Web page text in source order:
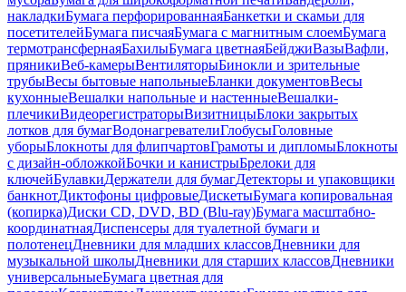
накладкиБумага перфорированнаяБанкетки и скамьи для
посетителейБумага писчаяБумага с магнитным слоемБумага
термотрансфернаяБахилыБумага цветнаяБейджиВазыВафли,
пряникиВеб-камерыВентиляторыБинокли и зрительные
трубыВесы бытовые напольныеБланки документовВесы
кухонныеВешалки напольные и настенныеВешалки-
плечикиВидеорегистраторыВизитницыБлоки закрытых
лотков для бумагВодонагревателиГлобусыГоловные
уборыБлокноты для флипчартовГрамоты и дипломыБлокноты
с дизайн-обложкойБочки и канистрыБрелоки для
ключейБулавкиДержатели для бумагДетекторы и упаковщики
банкнотДиктофоны цифровыеДискетыБумага копировальная
(копирка)Диски CD, DVD, BD (Blu-ray)Бумага масштабно-
координатнаяДиспенсеры для туалетной бумаги и
полотенецДневники для младших классовДневники для
музыкальной школыДневники для старших классовДневники
универсальныеБумага цветная для